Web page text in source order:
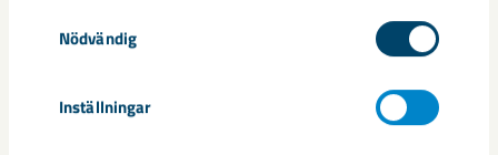
Nödvändig
Inställningar